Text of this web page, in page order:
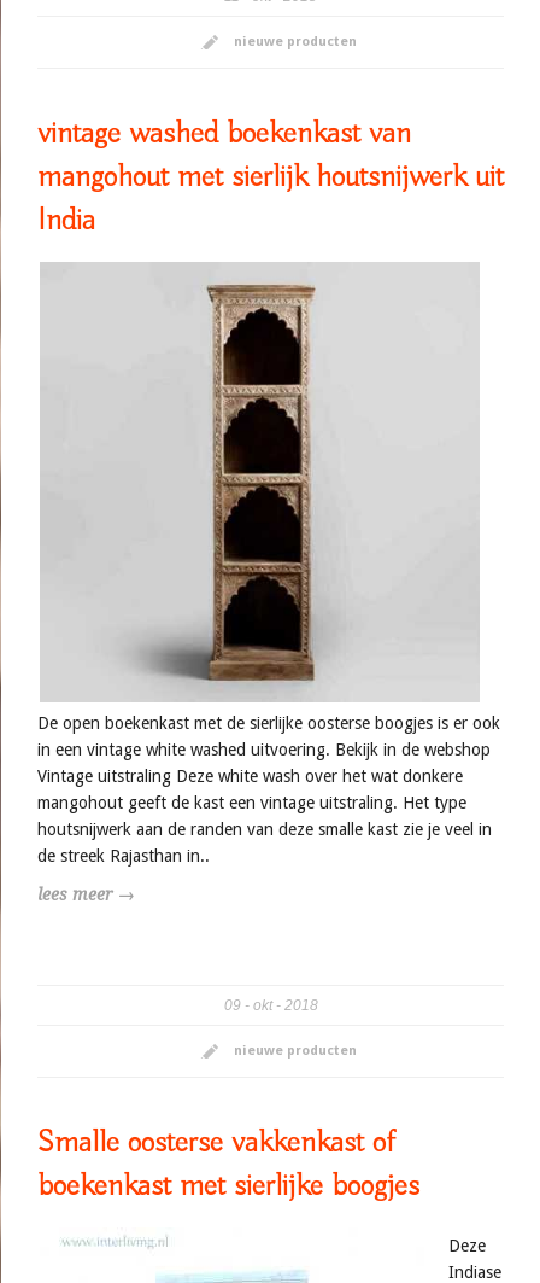
nieuwe producten
vintage washed boekenkast van
mangohout met sierlijk houtsnijwerk uit
India
De open boekenkast met de sierlijke oosterse boogjes is er ook
in een vintage white washed uitvoering. Bekijk in de webshop
Vintage uitstraling Deze white wash over het wat donkere
mangohout geeft de kast een vintage uitstraling. Het type
houtsnijwerk aan de randen van deze smalle kast zie je veel in
de streek Rajasthan in..
lees meer →
09 okt 2018
nieuwe producten
Smalle oosterse vakkenkast of
boekenkast met sierlijke boogjes
Deze
Indiase